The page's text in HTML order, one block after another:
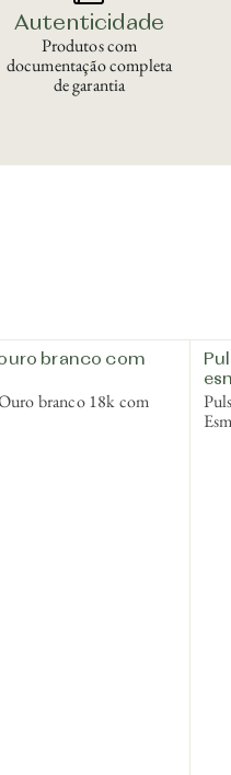
Autenticidade
Produtos com
documentação completa
de garantia
branco com
branco 18k com